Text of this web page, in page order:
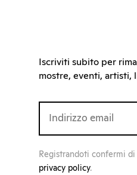
Iscriviti subito per
mostre, eventi, artisti,
Registrandoti confermi
privacy policy.